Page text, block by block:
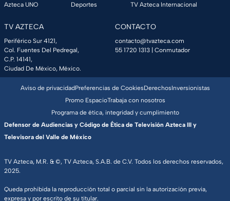
Azteca UNO
Deportes
TV Azteca Internacional
TV AZTECA
Periférico Sur 4121,
Col. Fuentes Del Pedregal,
C.P. 14141,
Ciudad De México, México.
CONTACTO
contacto@tvazteca.com
55 1720 1313 | Conmutador
TV Azteca, M.R. & ©, TV Azteca, S.A.B. de C.V. Todos los derechos reservados,
2025.
Queda prohibida la reproducción total o parcial sin la autorización previa,
expresa y por escrito de su titular.
Aviso de privacidadPreferencias de CookiesDerechosInversionistas
Promo EspacioTrabaja con nosotros
Programa de ética, integridad y cumplimiento
Defensor de Audiencias y Código de Ética de Televisión Azteca III y
Televisora del Valle de México